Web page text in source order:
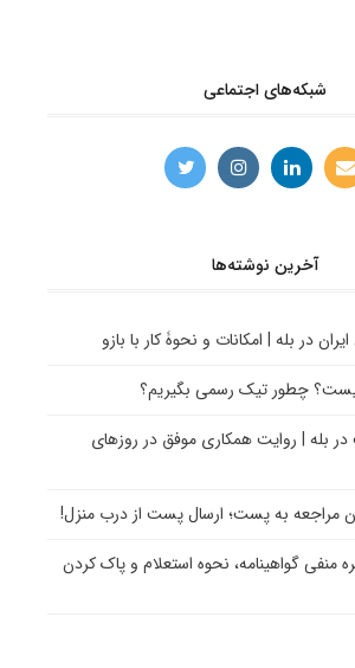
شبکه‌های اجتماعی
آخرین نوشته‌ها
در بله | امکانات و نحوۀ کار با بازو
چطور تیک رسمی بگیریم؟
بله | روایت همکاری موفق در روزهای
مراجعه به پست؛ ارسال پست از درب منزل!
منفی گواهینامه، نحوه استعلام و پاک کردن